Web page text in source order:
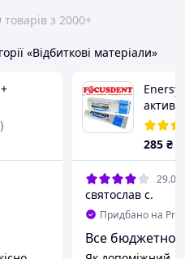
з 2000+
«Відбиткові матеріали»
для
мл.
285 ₴
святослав с.
Придбано на
Все